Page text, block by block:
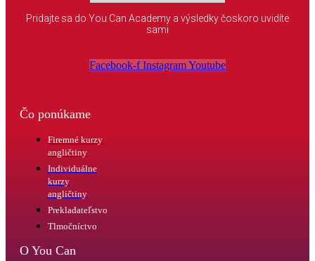
Pridajte sa do You Can Academy a výsledky čoskoro uvidíte
sami
Facebook-f InstagramYoutube
Čo ponúkame
Firemné kurzy
angličtiny
Individuálne
kurzy
angličtiny
Prekladateľstvo
Tlmočníctvo
O You Can